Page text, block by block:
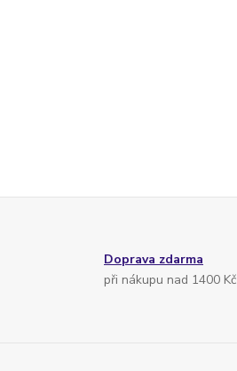
Doprava zdarma
při nákupu nad 1400 Kč